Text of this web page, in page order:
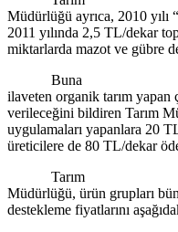
Müdürlüğü ayrıca, 2010 yılı
2011 yılında 2,5 TL/dekar
miktarlarda mazot ve gübre
Buna
ilaveten organik tarım yapan
verileceğini bildiren Tarım
uygulamaları yapanlara 20
üreticilere de 80 TL/dekar
Tarım
Müdürlüğü, ürün grupları
destekleme fiyatlarını